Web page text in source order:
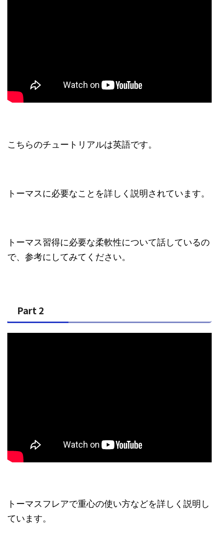
こちらのチュートリアルは英語です。
トーマスに必要なことを詳しく説明されています。
トーマス習得に必要な柔軟性について話しているの
で、参考にしてみてください。
Part 2
トーマスフレアで重心の使い方などを詳しく説明し
ています。